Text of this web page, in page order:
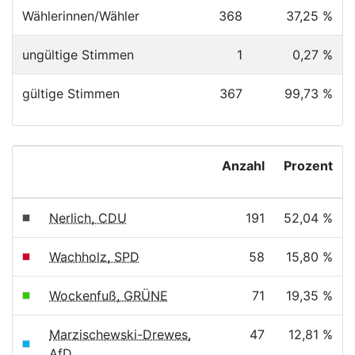
Wählerinnen/Wähler 368 37,25 %
ungültige Stimmen 1 0,27 %
gültige Stimmen 367 99,73 %
Anzahl Prozent
Nerlich, CDU 191 52,04 %
Wachholz, SPD 58 15,80 %
Wockenfuß, GRÜNE 71 19,35 %
Marzischewski-Drewes,
47 12,81 %